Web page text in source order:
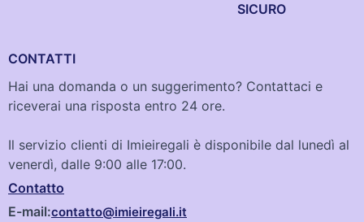
SICURO
CONTATTI
Hai una domanda o un suggerimento? Contattaci e
riceverai una risposta entro 24 ore.
Il servizio clienti di Imieiregali è disponibile dal lunedì al
venerdì, dalle 9:00 alle 17:00.
Contatto
E-mail:contatto@imieiregali.it